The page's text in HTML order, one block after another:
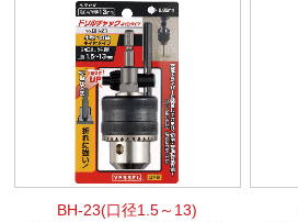
BH-23(口径1.5～13)